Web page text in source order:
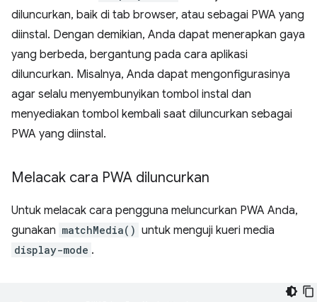
diluncurkan, baik di tab browser, atau sebagai PWA yang
diinstal. Dengan demikian, Anda dapat menerapkan gaya
yang berbeda, bergantung pada cara aplikasi
diluncurkan. Misalnya, Anda dapat mengonfigurasinya
agar selalu menyembunyikan tombol instal dan
menyediakan tombol kembali saat diluncurkan sebagai
PWA yang diinstal.
Melacak cara PWA diluncurkan
Untuk melacak cara pengguna meluncurkan PWA Anda,
gunakan matchMedia() untuk menguji kueri media
display-mode .